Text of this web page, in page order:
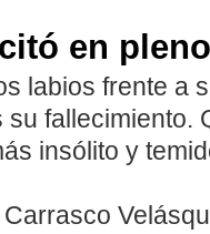
en
labios frente a
fallecimiento.
insólito y